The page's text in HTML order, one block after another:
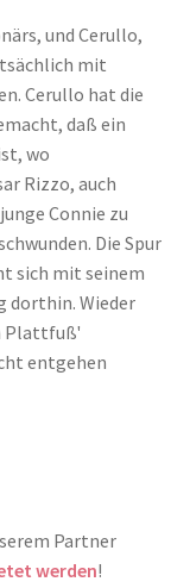
und Cerullo,
mit
Cerullo hat die
daß ein
wo
Rizzo, auch
Connie zu
Die Spur
sich mit seinem
dorthin. Wieder
Plattfuß'
entgehen
Partner
werden!